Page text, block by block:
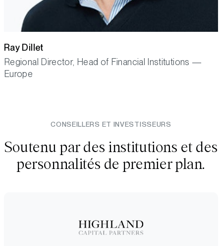
Ray Dillet
Regional Director, Head of Financial Institutions —
Europe
CONSEILLERS ET INVESTISSEURS
Soutenu par des institutions et des
personnalités de premier plan.